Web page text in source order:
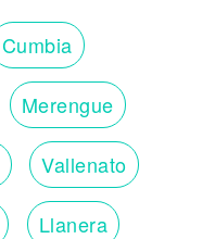
Cumbia
Merengue
Vallenato
Llanera